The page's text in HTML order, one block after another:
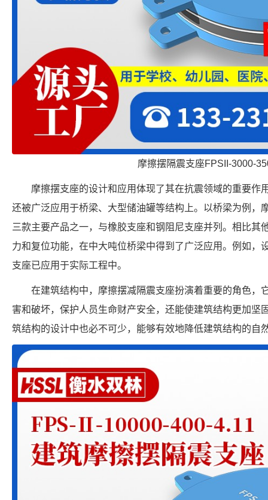
摩擦摆隔震支座FPSII-3000-
摩擦摆支座的设计和应用体现了其在抗震领域的重要作
还被广泛应用于桥梁、大型储油罐等结构上。以桥梁为例，
三款主要产品之一，与橡胶支座和钢阻尼支座并列。相比其
力和复位功能，在中大吨位桥梁中得到了广泛应用。例如，
支座已应用于实际工程中。
在建筑结构中，摩擦摆减隔震支座扮演着重要的角色，
害和破坏，保护人员生命财产安全，还能使建筑结构更加坚
筑结构的设计中也必不可少，能够有效地降低建筑结构的自